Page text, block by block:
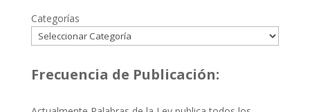
Categorías
Frecuencia de Publicación: